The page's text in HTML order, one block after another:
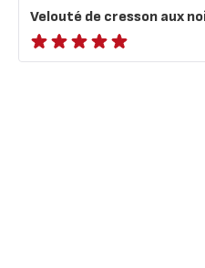
Velouté de cresson aux
ratings.NaN